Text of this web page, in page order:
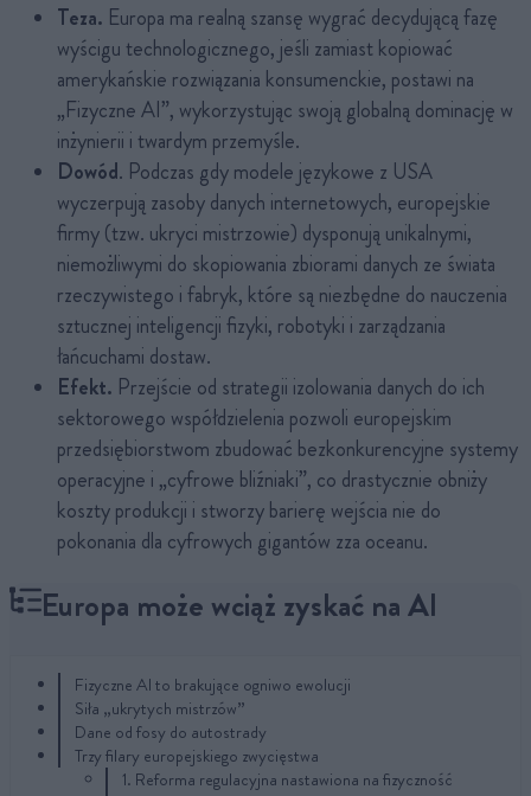
Teza. Europa ma realną szansę wygrać decydującą fazę
wyścigu technologicznego, jeśli zamiast kopiować
amerykańskie rozwiązania konsumenckie, postawi na
„Fizyczne AI”, wykorzystując swoją globalną dominację w
inżynierii i twardym przemyśle.
Dowód. Podczas gdy modele językowe z USA
wyczerpują zasoby danych internetowych, europejskie
firmy (tzw. ukryci mistrzowie) dysponują unikalnymi,
niemożliwymi do skopiowania zbiorami danych ze świata
rzeczywistego i fabryk, które są niezbędne do nauczenia
sztucznej inteligencji fizyki, robotyki i zarządzania
łańcuchami dostaw.
Efekt. Przejście od strategii izolowania danych do ich
sektorowego współdzielenia pozwoli europejskim
przedsiębiorstwom zbudować bezkonkurencyjne systemy
operacyjne i „cyfrowe bliźniaki”, co drastycznie obniży
koszty produkcji i stworzy barierę wejścia nie do
pokonania dla cyfrowych gigantów zza oceanu.
Europa może wciąż zyskać na AI
Fizyczne AI to brakujące ogniwo ewolucji
Siła „ukrytych mistrzów”
Dane od fosy do autostrady
Trzy filary europejskiego zwycięstwa
1. Reforma regulacyjna nastawiona na fizyczność